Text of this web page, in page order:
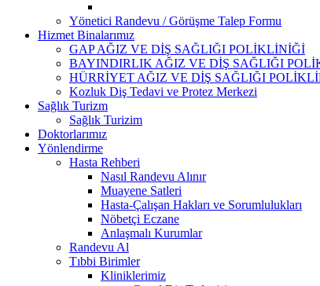
Yönetici Randevu / Görüşme Talep Formu
Hizmet Binalarımız
GAP AĞIZ VE DİŞ SAĞLIĞI POLİKLİNİĞİ
BAYINDIRLIK AĞIZ VE DİŞ SAĞLIĞI
HÜRRİYET AĞIZ VE DİŞ SAĞLIĞI
Kozluk Diş Tedavi ve Protez Merkezi
Sağlık Turizm
Sağlık Turizim
Doktorlarımız
Yönlendirme
Hasta Rehberi
Nasıl Randevu Alınır
Muayene Satleri
Hasta-Çalışan Hakları ve Sorumlulukları
Nöbetçi Eczane
Anlaşmalı Kurumlar
Randevu Al
Tıbbi Birimler
Kliniklerimiz